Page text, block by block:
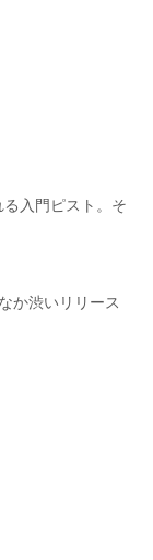
入門ピスト。そ
か渋いリリース